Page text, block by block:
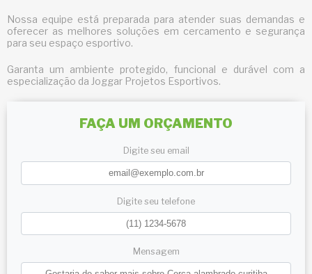
Nossa equipe está preparada para atender suas demandas e
oferecer as melhores soluções em cercamento e segurança
para seu espaço esportivo.
Garanta um ambiente protegido, funcional e durável com a
especialização da Joggar Projetos Esportivos.
FAÇA UM ORÇAMENTO
Digite seu email
Digite seu telefone
Mensagem